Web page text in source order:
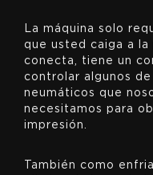
La máquina solo
que usted caiga a la
conecta, tiene un
controlar algunos
neumáticos que
necesitamos para
impresión.
También como